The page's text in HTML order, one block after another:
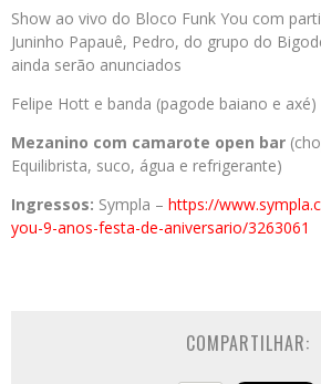
Show ao vivo do Bloco Funk You com
Juninho Papauê, Pedro, do grupo do
ainda serão anunciados
Felipe Hott e banda (pagode baiano e axé)
Mezanino com camarote open bar
Equilibrista, suco, água e refrigerante)
Ingressos: Sympla – https://
you-9-anos-festa-de-aniversario/3263061
COMPARTILHAR: